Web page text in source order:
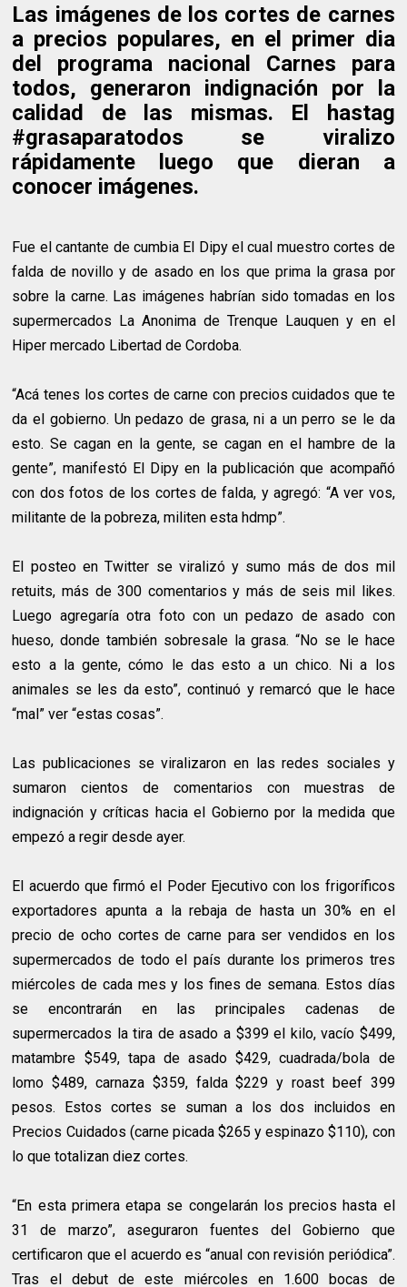
Las imágenes de los cortes de carnes
a precios populares, en el primer dia
del programa nacional Carnes para
todos, generaron indignación por la
calidad de las mismas. El hastag
#grasaparatodos se viralizo
rápidamente luego que dieran a
conocer imágenes.
Fue el cantante de cumbia El Dipy el cual muestro cortes de
falda de novillo y de asado en los que prima la grasa por
sobre la carne. Las imágenes habrían sido tomadas en los
supermercados La Anonima de Trenque Lauquen y en el
Hiper mercado Libertad de Cordoba.
“Acá tenes los cortes de carne con precios cuidados que te
da el gobierno. Un pedazo de grasa, ni a un perro se le da
esto. Se cagan en la gente, se cagan en el hambre de la
gente”, manifestó El Dipy en la publicación que acompañó
con dos fotos de los cortes de falda, y agregó: “A ver vos,
militante de la pobreza, militen esta hdmp”.
El posteo en Twitter se viralizó y sumo más de dos mil
retuits, más de 300 comentarios y más de seis mil likes.
Luego agregaría otra foto con un pedazo de asado con
hueso, donde también sobresale la grasa. “No se le hace
esto a la gente, cómo le das esto a un chico. Ni a los
animales se les da esto”, continuó y remarcó que le hace
“mal” ver “estas cosas”.
Las publicaciones se viralizaron en las redes sociales y
sumaron cientos de comentarios con muestras de
indignación y críticas hacia el Gobierno por la medida que
empezó a regir desde ayer.
El acuerdo que firmó el Poder Ejecutivo con los frigoríficos
exportadores apunta a la rebaja de hasta un 30% en el
precio de ocho cortes de carne para ser vendidos en los
supermercados de todo el país durante los primeros tres
miércoles de cada mes y los fines de semana. Estos días
se encontrarán en las principales cadenas de
supermercados la tira de asado a $399 el kilo, vacío $499,
matambre $549, tapa de asado $429, cuadrada/bola de
lomo $489, carnaza $359, falda $229 y roast beef 399
pesos. Estos cortes se suman a los dos incluidos en
Precios Cuidados (carne picada $265 y espinazo $110), con
lo que totalizan diez cortes.
“En esta primera etapa se congelarán los precios hasta el
31 de marzo”, aseguraron fuentes del Gobierno que
certificaron que el acuerdo es “anual con revisión periódica”.
Tras el debut de este miércoles en 1.600 bocas de